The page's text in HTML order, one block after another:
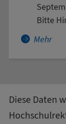
Bitte
Mehr
Diese Daten